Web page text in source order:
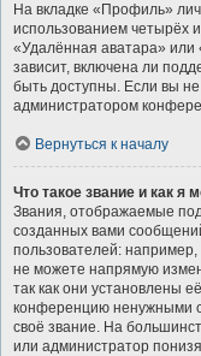
На вкладке «Профиль»
использованием четырёх
«Удалённая аватара» или
зависит, включена ли
быть доступны. Если вы
администратором
Вернуться к началу
Что такое звание и как я
Звания, отображаемые
созданных вами
пользователей:
не можете напрямую
так как они установлены
конференцию ненужными
своё звание. На
или администратор